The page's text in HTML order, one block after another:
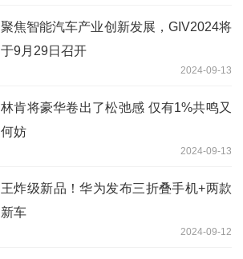
聚焦智能汽车产业创新发展，GIV2024将
于9月29日召开
2024-09-13
林肯将豪华卷出了松弛感 仅有1%共鸣又
何妨
2024-09-13
王炸级新品！华为发布三折叠手机+两款
新车
2024-09-12